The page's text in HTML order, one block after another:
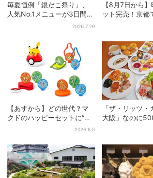
毎夏恒例「銀だこ祭り」、
人気No.1メニューが3日間だ
2026.7.29
【8月7日から
ット完売！京都
ンフェス」、
【あすから】どの世代？マ
クドのハッピーセットに“ポ
ケモンおもちゃ”、歴代30匹
2026.8.5
「ザ・リッツ・
大阪」なのに
料理、スイー